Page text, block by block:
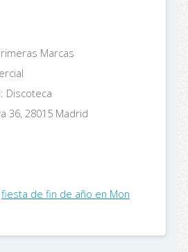
Marcas
Discoteca
36, 28015 Madrid
fiesta de fin de año en Mon